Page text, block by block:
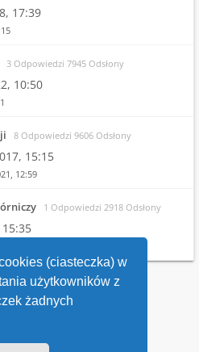
(ciasteczka) w
użytkowników z
żadnych
17:39
3 Odpowiedzi 7945 Odsłony
10:50
8 Odpowiedzi 9606 Odsłony
15:15
12:59
1 Odpowiedzi 2918 Odsłony